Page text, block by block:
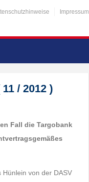
Impressum
/ 2012 )
Fall die Targobank
von der DASV